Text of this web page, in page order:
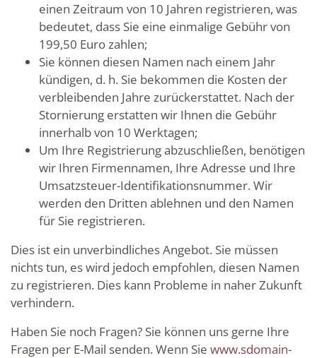
einen Zeitraum von 10 Jahren registrieren, was
bedeutet, dass Sie eine einmalige Gebühr von
199,50 Euro zahlen;
Sie können diesen Namen nach einem Jahr
kündigen, d. h. Sie bekommen die Kosten der
verbleibenden Jahre zurückerstattet. Nach der
Stornierung erstatten wir Ihnen die Gebühr
innerhalb von 10 Werktagen;
Um Ihre Registrierung abzuschließen, benötigen
wir Ihren Firmennamen, Ihre Adresse und Ihre
Umsatzsteuer-Identifikationsnummer. Wir
werden den Dritten ablehnen und den Namen
für Sie registrieren.
Dies ist ein unverbindliches Angebot. Sie müssen
nichts tun, es wird jedoch empfohlen, diesen Namen
zu registrieren. Dies kann Probleme in naher Zukunft
verhindern.
Haben Sie noch Fragen? Sie können uns gerne Ihre
Fragen per E-Mail senden. Wenn Sie www.sdomain-